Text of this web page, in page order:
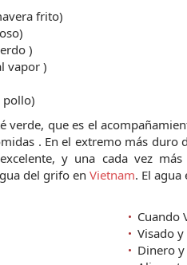
frito)
)
vapor )
pollo)
verde, que es el
. En el extremo más
y una cada vez
del grifo en Vietnam. El
Cuando
Visado
Dinero